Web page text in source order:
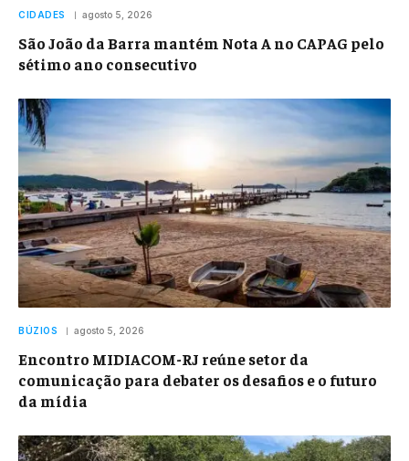
CIDADES agosto 5, 2026
São João da Barra mantém Nota A no CAPAG pelo
sétimo ano consecutivo
BÚZIOS agosto 5, 2026
Encontro MIDIACOM-RJ reúne setor da
comunicação para debater os desafios e o futuro
da mídia